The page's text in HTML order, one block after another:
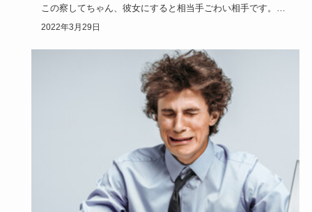
この察してちゃん、彼女にすると相当手ごわい相手です。
言葉になかなかしてくれない察してち…
2022年3月29日